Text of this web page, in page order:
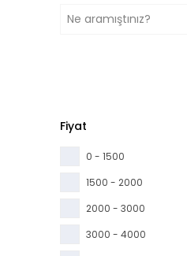
Fiyat
0 - 1500
1500 - 2000
2000 - 3000
3000 - 4000